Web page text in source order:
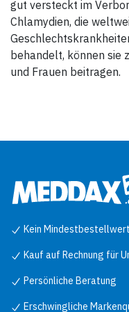
gut versteckt im
Chlamydien, die
behandelt, können sie
und Frauen beitragen.
Kein Mindestbestellwert
Kauf auf Rechnung für
Persönliche Beratung
Erschwingliche